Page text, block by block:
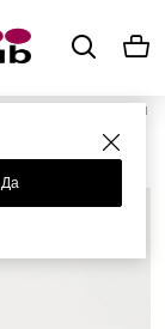
Да
Женские сумки и